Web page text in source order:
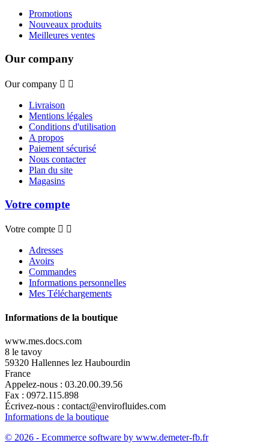
Promotions
Nouveaux produits
Meilleures ventes
Our company
Our company  
Livraison
Mentions légales
Conditions d'utilisation
A propos
Paiement sécurisé
Nous contacter
Plan du site
Magasins
Votre compte
Votre compte  
Adresses
Avoirs
Commandes
Informations personnelles
Mes Téléchargements
Informations de la boutique
www.mes.docs.com
8 le tavoy
59320 Hallennes lez Haubourdin
France
Appelez-nous : 03.20.00.39.56
Fax : 0972.115.898
Écrivez-nous : contact@envirofluides.com
Informations de la boutique
© 2026 - Ecommerce software by www.demeter-fb.fr